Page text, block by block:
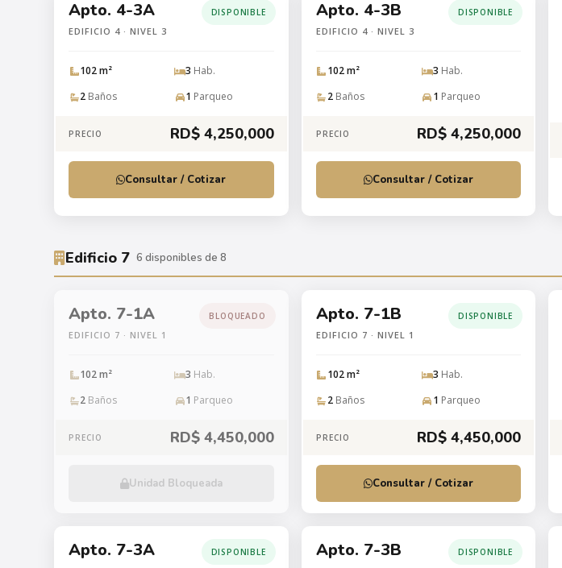
Apto. 4-3A
EDIFICIO 4 · NIVEL 3
DISPONIBLE
102 m² 3 Hab.
2 Baños 1 Parqueo
PRECIO RD$ 4,250,000
Consultar / Cotizar
Apto. 4-3B
EDIFICIO 4 · NIVEL 3
DISPONIBLE
102 m² 3 Hab.
2Baños 1 Parqueo
PRECIO RD$ 4,250,000
Consultar / Cotizar
Edificio 7 6 disponibles de 8
Apto. 7-1A
EDIFICIO 7 · NIVEL 1
BLOQUEADO
102 m² 3 Hab.
2 Baños 1 Parqueo
PRECIO RD$ 4,450,000
Unidad Bloqueada
Apto. 7-1B
EDIFICIO 7 · NIVEL 1
DISPONIBLE
102 m² 3 Hab.
2Baños 1 Parqueo
PRECIO RD$ 4,450,000
Consultar / Cotizar
Apto. 7-3A DISPONIBLE Apto. 7-3B DISPONIBLE